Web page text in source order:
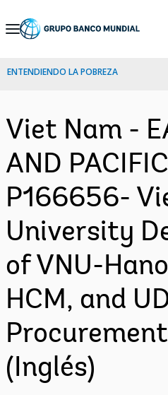
Skip
Navigation
ENTENDIENDO LA POBREZA
Viet Nam -
AND
P166656-
University
of VNU-
HCM, and
(Inglés)